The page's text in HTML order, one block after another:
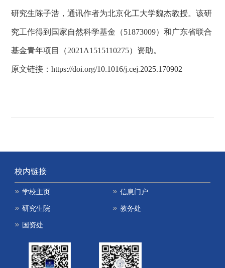
研究生陈子浩 ，通讯作者为北京化工大学魏杰教授。该研
究工作得到国家自然科学基金（51873009）和广东省联合
基金青年项目（2021A1515110275）资助。
原文链接：https://doi.org/10.1016/j.cej.2025.170902
校内链接
学校主页 信息门户
研究生院 教务处
国资处